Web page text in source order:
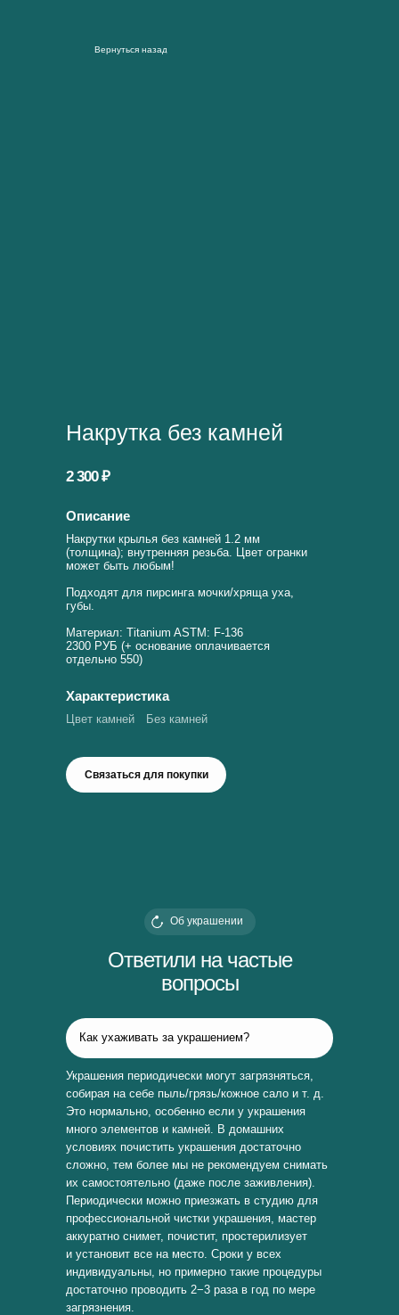
Вернуться назад
Связаться для покупки
Накрутка без камней
Описание
Характеристика
Накрутки крылья без камней 1.2 мм
(толщина); внутренняя резьба. Цвет огранки
может быть любым!
Подходят для пирсинга мочки/хряща уха,
губы.
Материал: Titanium ASTM: F-136
2300 РУБ (+ основание оплачивается
отдельно 550)
Без камней
Цвет камней
2 300 ₽
Ответили на частые
вопросы
Об украшении
Как ухаживать за украшением?
Украшения периодически могут загрязняться,
собирая на себе пыль/грязь/кожное сало и т. д.
Это нормально, особенно если у украшения
много элементов и камней. В домашних
условиях почистить украшения достаточно
сложно, тем более мы не рекомендуем снимать
их самостоятельно (даже после заживления).
Периодически можно приезжать в студию для
профессиональной чистки украшения, мастер
аккуратно снимет, почистит, простерилизует
и установит все на место. Сроки у всех
индивидуальны, но примерно такие процедуры
достаточно проводить 2−3 раза в год по мере
загрязнения.